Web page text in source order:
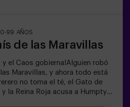
99 AÑOS
de las Maravillas
y el Caos gobierna!Alguien robó
Maravillas, y ahora todo está
no toma el té, el Gato de
la Reina Roja acusa a Humpty